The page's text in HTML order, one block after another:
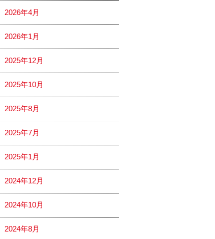
2026年4月
2026年1月
2025年12月
2025年10月
2025年8月
2025年7月
2025年1月
2024年12月
2024年10月
2024年8月